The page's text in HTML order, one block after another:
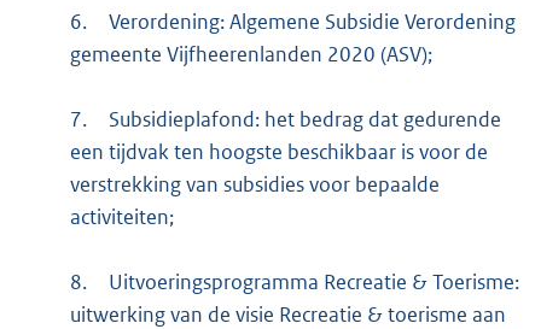
6.
Verordening: Algemene Subsidie Verordening
gemeente Vijfheerenlanden 2020 (ASV);
7.
Subsidieplafond: het bedrag dat gedurende
een tijdvak ten hoogste beschikbaar is voor de
verstrekking van subsidies voor bepaalde
activiteiten;
8.
Uitvoeringsprogramma Recreatie & Toerisme:
uitwerking van de visie Recreatie & toerisme aan